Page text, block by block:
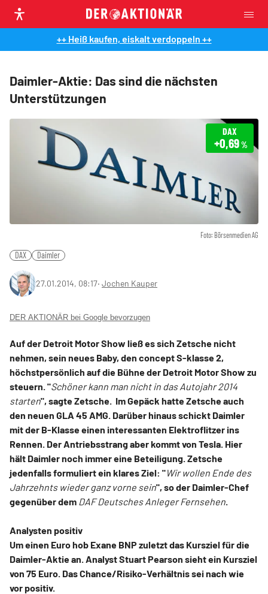
++ Heiß kaufen, eiskalt verdoppeln ++
Daimler-Aktie: Das sind die nächsten
Unterstützungen
Foto: Börsenmedien AG
DAX
+0,69%
DAX Daimler
27.01.2014, 08:17‧ Jochen Kauper
DER AKTIONÄR bei Google bevorzugen
Auf der Detroit Motor Show ließ es sich Zetsche nicht
nehmen, sein neues Baby, den concept S-klasse 2,
höchstpersönlich auf die Bühne der Detroit Motor Show zu
steuern. "Schöner kann man nicht in das Autojahr 2014
starten", sagte Zetsche. Im Gepäck hatte Zetsche auch
den neuen GLA 45 AMG. Darüber hinaus schickt Daimler
mit der B-Klasse einen interessanten Elektroflitzer ins
Rennen. Der Antriebsstrang aber kommt von Tesla. Hier
hält Daimler noch immer eine Beteiligung. Zetsche
jedenfalls formuliert ein klares Ziel: "Wir wollen Ende des
Jahrzehnts wieder ganz vorne sein", so der Daimler-Chef
gegenüber dem DAF Deutsches Anleger Fernsehen.
Analysten positiv
Um einen Euro hob Exane BNP zuletzt das Kursziel für die
Daimler-Aktie an. Analyst Stuart Pearson sieht ein Kursziel
von 75 Euro. Das Chance/Risiko-Verhältnis sei nach wie
vor positiv.